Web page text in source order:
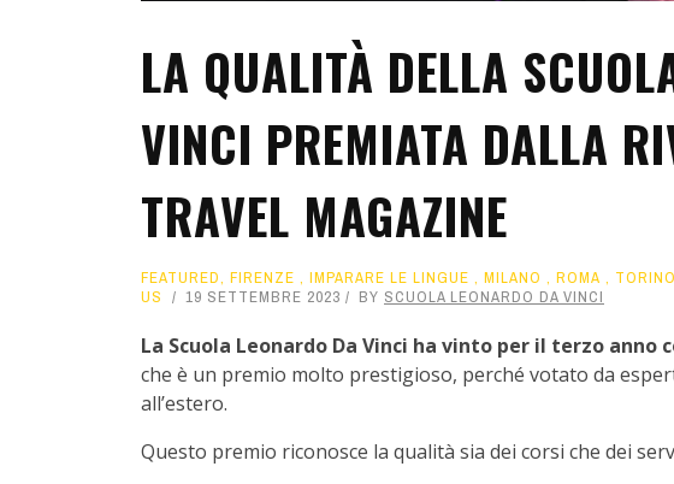
LA QUALITÀ DELLA
VINCI PREMIATA DALLA
TRAVEL MAGAZINE
FEATURED, FIRENZE , IMPARARE LE LINGUE , MILANO , ROMA , TORINO
US
19 SETTEMBRE 2023 BY SCUOLA LEONARDO DA VINCI
La Scuola Leonardo Da Vinci ha vinto per il terzo anno
che è un premio molto prestigioso, perché votato da
all’estero.
Questo premio riconosce la qualità sia dei corsi che dei